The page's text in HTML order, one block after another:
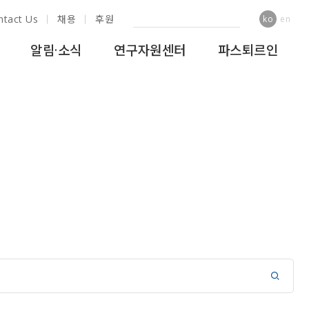
Us 채용 후원 ko en
알림·소식 연구자원센터 파스퇴르인